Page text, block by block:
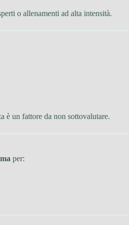
o allenamenti ad alta intensità.
è un fattore da non sottovalutare.
per: